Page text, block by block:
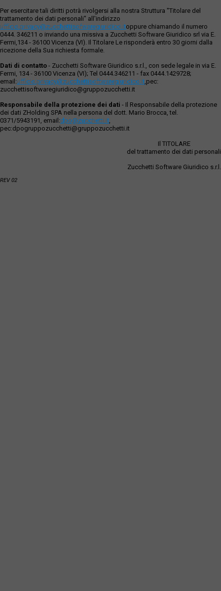
Per esercitare tali diritti potrà rivolgersi alla nostra Struttura "Titolare del
trattamento dei dati personali" all'indirizzo
ufficio.privacy@zucchettisofwaregiuridico.itoppure chiamando il numero
0444. 346211 o inviando una missiva a Zucchetti Software Giuridico srl via E.
Fermi,134 - 36100 Vicenza (VI). Il Titolare Le risponderà entro 30 giorni dalla
ricezione della Sua richiesta formale.
Dati di contatto - Zucchetti Software Giuridico s.r.l., con sede legale in via E.
Fermi, 134 - 36100 Vicenza (VI); Tel 0444.346211 - fax 0444.1429728;
email:ufficio.privacy@zucchettisoftwaregiuridico.it,pec:
zucchettisoftwaregiuridico@gruppozucchetti.it
Responsabile della protezione dei dati - Il Responsabile della protezione
dei dati ZHolding SPA nella persona del dott. Mario Brocca, tel.
0371/5943191, email:dpo@zucchetti.it,
pec:dpogruppozucchetti@gruppozucchetti.it
Il TITOLARE
del trattamento dei dati personali
Zucchetti Software Giuridico s.r.l.
REV 02